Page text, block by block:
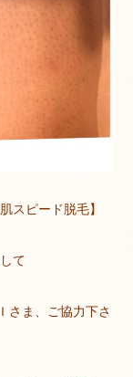
スピード脱毛】
て
さま、ご協力下さ